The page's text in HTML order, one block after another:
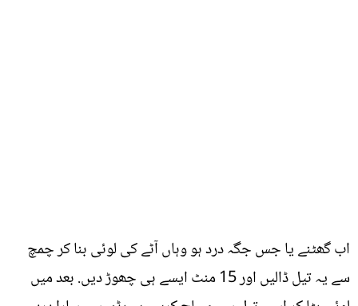
اب گھٹنے یا جس جگہ درد ہو وہاں آٹے کی لوئی بنا کر چمچ
سے یہ تیل ڈالیں اور 15 منٹ ایسے ہی چھوڑ دیں. بعد میں